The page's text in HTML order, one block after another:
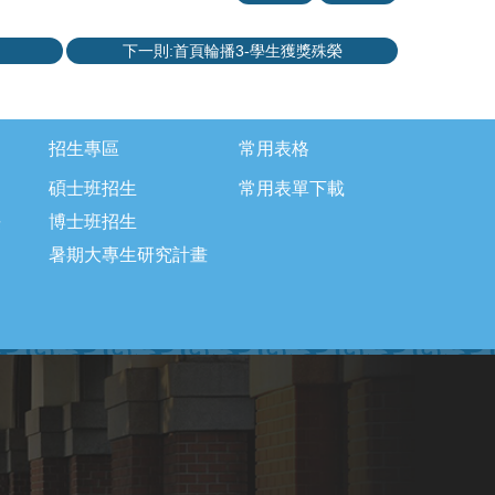
下一則:首頁輪播3-學生獲獎殊榮
招生專區
碩士班招生
博士班招生
暑期大專生研究計畫
常用表格
常用表單下載